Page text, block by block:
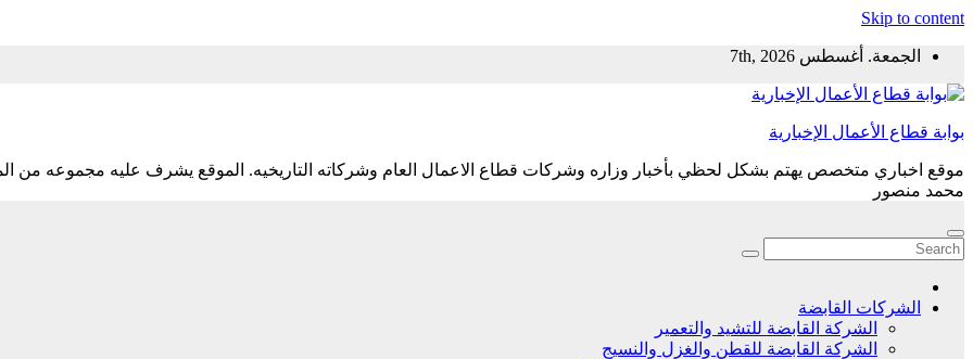
Skip to content
الجمعة. أغسطس 7th, 2026
بوابة قطاع الأعمال الإخبارية
موقع اخباري متخصص يهتم بشكل لحظي بأخبار وزاره وشركات قطاع الاعمال العام وشركاته التاريخيه. الموقع يشرف عليه مجموعه من
محمد منصور
الشركات القابضة
الشركة القابضة للتشيد والتعمير
الشركة القابضة للقطن والغزل والنسيج